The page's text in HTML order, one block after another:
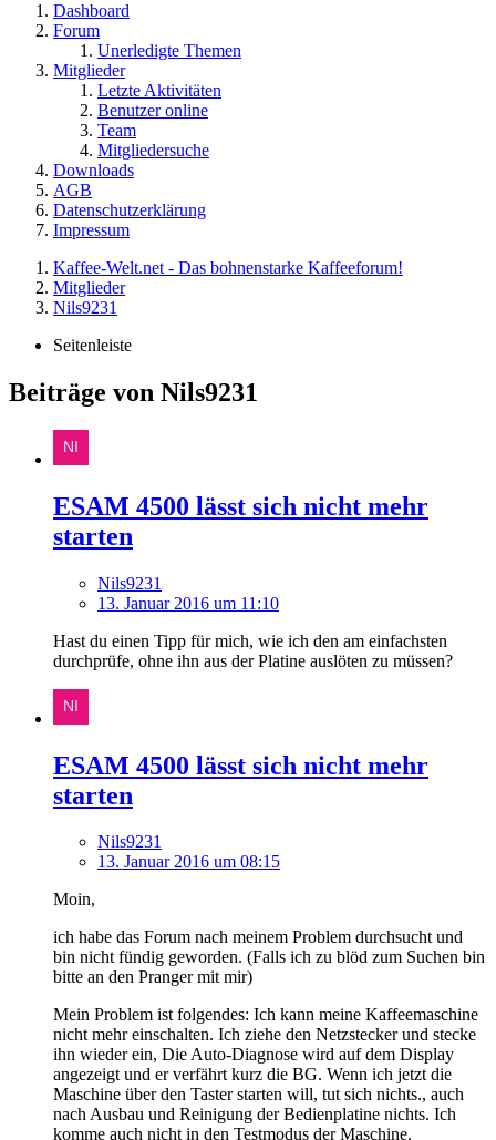
Dashboard
Forum
Unerledigte Themen
Mitglieder
Letzte Aktivitäten
Benutzer online
Team
Mitgliedersuche
Downloads
AGB
Datenschutzerklärung
Impressum
Kaffee-Welt.net - Das bohnenstarke Kaffeeforum!
Mitglieder
Nils9231
Seitenleiste
Beiträge von Nils9231
ESAM 4500 lässt sich nicht mehr
starten
Nils9231
13. Januar 2016 um 11:10
Hast du einen Tipp für mich, wie ich den am einfachsten
durchprüfe, ohne ihn aus der Platine auslöten zu müssen?
ESAM 4500 lässt sich nicht mehr
starten
Nils9231
13. Januar 2016 um 08:15
Moin,
ich habe das Forum nach meinem Problem durchsucht und
bin nicht fündig geworden. (Falls ich zu blöd zum Suchen bin
bitte an den Pranger mit mir)
Mein Problem ist folgendes: Ich kann meine Kaffeemaschine
nicht mehr einschalten. Ich ziehe den Netzstecker und stecke
ihn wieder ein, Die Auto-Diagnose wird auf dem Display
angezeigt und er verfährt kurz die BG. Wenn ich jetzt die
Maschine über den Taster starten will, tut sich nichts., auch
nach Ausbau und Reinigung der Bedienplatine nichts. Ich
komme auch nicht in den Testmodus der Maschine.